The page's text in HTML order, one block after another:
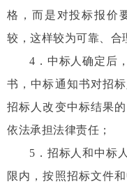
格，而是对投标报价
较，这样较为可靠、合
4 ．中标人确定后
书，中标通知书对招
招标人改变中标结果
依法承担法律责任；
5 ．招标人和中标
限内，按照招标文件